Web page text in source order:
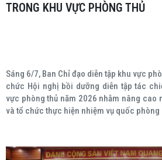
TRONG KHU VỰC PHÒNG THỦ
Sáng 6/7, Ban Chỉ đạo diễn tập khu vực
chức Hội nghị bồi dưỡng diễn tập tác
vực phòng thủ năm 2026 nhằm nâng cao
và tổ chức thực hiện nhiệm vụ quốc phòng